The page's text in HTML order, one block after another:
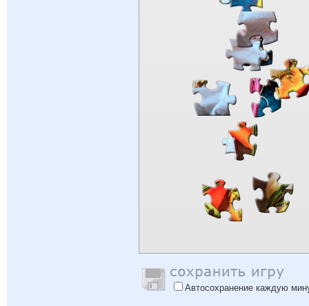
Автосохранение каждую